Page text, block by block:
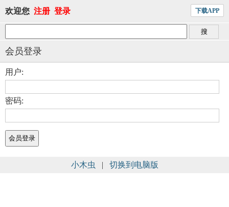
欢迎您 注册 登录 下载APP
会员登录
用户:
密码:
小木虫 | 切换到电脑版